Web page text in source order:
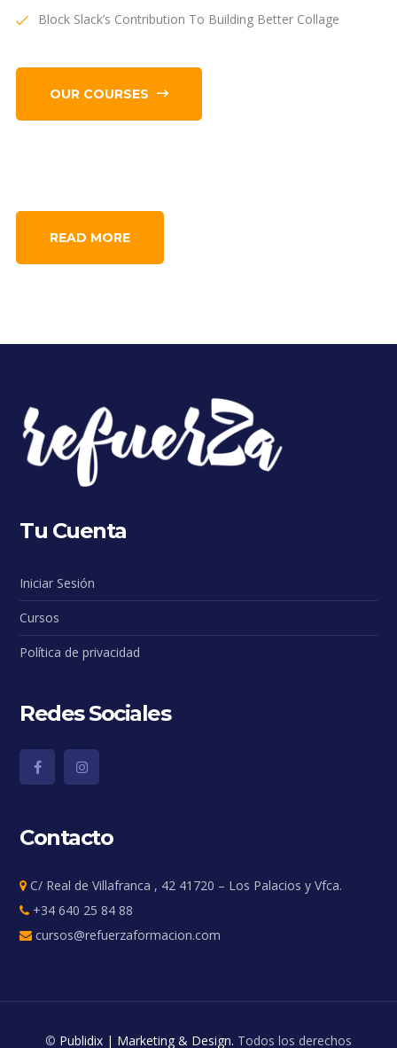
Block Slack’s Contribution To Building Better Collage
OUR COURSES
READ MORE
Tu Cuenta
Iniciar Sesión
Cursos
Política de privacidad
Redes Sociales
Contacto
C/ Real de Villafranca , 42 41720 – Los Palacios y Vfca.
+34 640 25 84 88
cursos@refuerzaformacion.com
© Publidix | Marketing & Design. Todos los derechos